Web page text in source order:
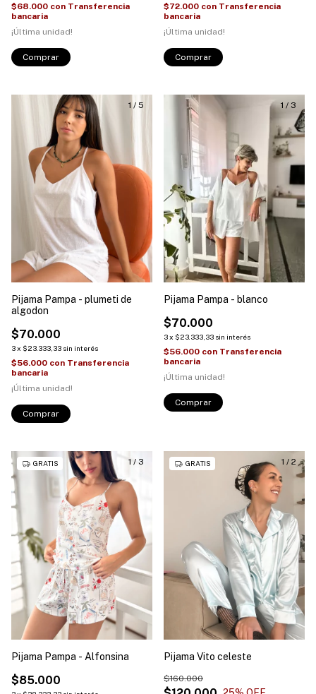
$68.000 con Transferencia
bancaria
¡Última unidad!
Comprar
$72.000 con Transferencia
bancaria
¡Última unidad!
1 / 5
Pijama Pampa - plumeti de
algodon
$70.000
3x $23.333,33 sin interés
$56.000 con Transferencia
bancaria
¡Última unidad!
Comprar
1 / 3
Pijama Pampa - blanco
$70.000
3x $23.333,33 sin interés
$56.000 con Transferencia
bancaria
¡Última unidad!
Comprar
1 / 3
GRATIS
Pijama Pampa - Alfonsina
$85.000
1 / 2
GRATIS
Pijama Vito celeste
$160.000